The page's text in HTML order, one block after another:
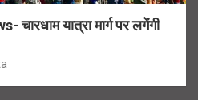
यात्रा मार्ग पर लगेंगी